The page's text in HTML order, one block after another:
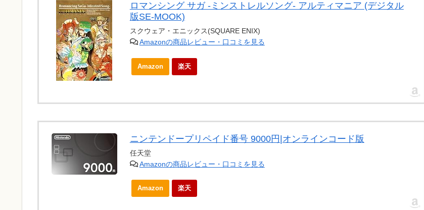
ロマンシング サガ -ミンストレルソング- アルティマニア (デジタル
版SE-MOOK)
スクウェア・エニックス(SQUARE ENIX)
Amazonの商品レビュー・口コミを見る
Amazon 楽天
ニンテンドープリペイド番号 9000円|オンラインコード版
任天堂
Amazonの商品レビュー・口コミを見る
Amazon 楽天